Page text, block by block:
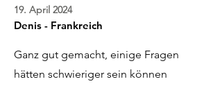
19. April 2024
Denis - Frankreich
Ganz gut gemacht, einige Fragen
hätten schwieriger sein können